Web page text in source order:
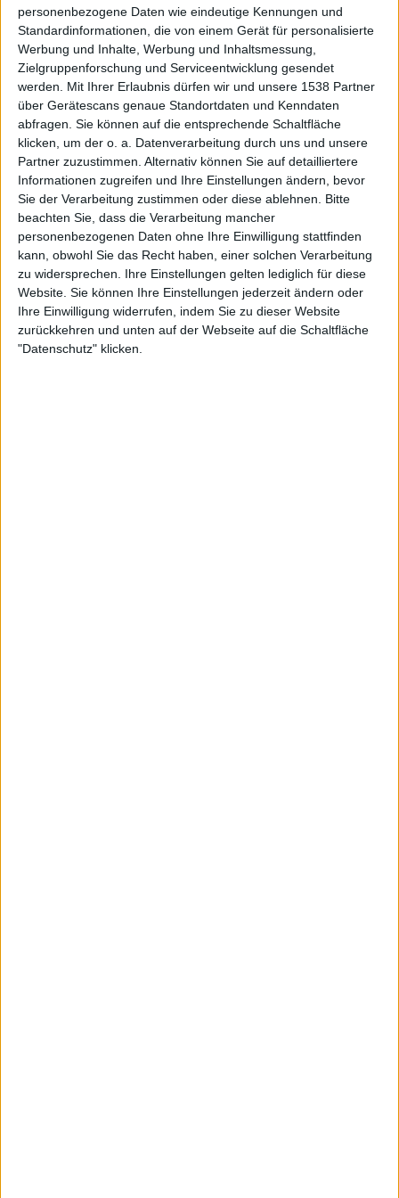
personenbezogene Daten wie eindeutige Kennungen und
Standardinformationen, die von einem Gerät für personalisierte
Werbung und Inhalte, Werbung und Inhaltsmessung,
Zielgruppenforschung und Serviceentwicklung gesendet
werden.
Mit Ihrer Erlaubnis dürfen wir und unsere 1538 Partner
über Gerätescans genaue Standortdaten und Kenndaten
abfragen. Sie können auf die entsprechende Schaltfläche
klicken, um der o. a. Datenverarbeitung durch uns und unsere
Partner zuzustimmen. Alternativ können Sie auf detailliertere
Informationen zugreifen und Ihre Einstellungen ändern, bevor
Sie der Verarbeitung zustimmen oder diese ablehnen.
Bitte
beachten Sie, dass die Verarbeitung mancher
personenbezogenen Daten ohne Ihre Einwilligung stattfinden
kann, obwohl Sie das Recht haben, einer solchen Verarbeitung
zu widersprechen. Ihre Einstellungen gelten lediglich für diese
Website. Sie können Ihre Einstellungen jederzeit ändern oder
Ihre Einwilligung widerrufen, indem Sie zu dieser Website
zurückkehren und unten auf der Webseite auf die Schaltfläche
"Datenschutz" klicken.
„The Negative One“ klingt zum Beispiel nach einer
halbgaren „Iowa“-B-Seite, „Sarcastrophe“ nach „Vol.
3“-Ausschussware. Das ist sehr schade, aber immerhin:
„.5: The Gray Chapter“ hinterlässt bei mir einen
positiveren Eindruck als „All Hope Is Gone“, das mit
Abstand schwächste Werk der SLIPKNOT-Diskographie.
Stephan Möller (5/10 Punkten)